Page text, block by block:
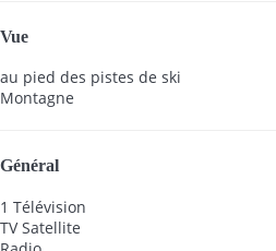
Vue
au pied des pistes de ski
Montagne
Général
1 Télévision
TV Satellite